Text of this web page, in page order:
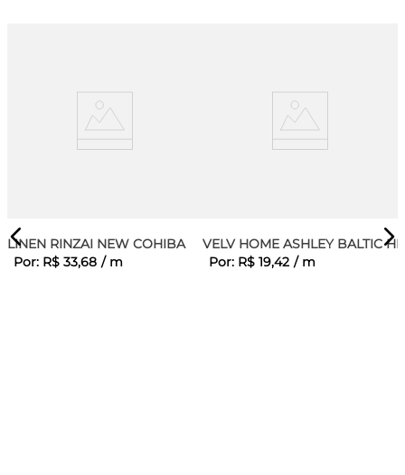
LINEN RINZAI NEW COHIBA
Por: R$ 33,68 / m
VELV HOME ASHLEY BALTIC
Por: R$ 19,42 / m